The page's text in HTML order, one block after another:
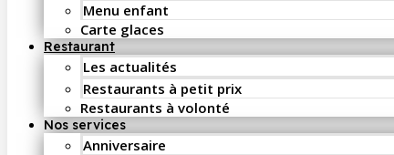
Menu enfant
Carte glaces
Restaurant
Les actualités
Restaurants à petit prix
Restaurants à volonté
Nos services
Anniversaire